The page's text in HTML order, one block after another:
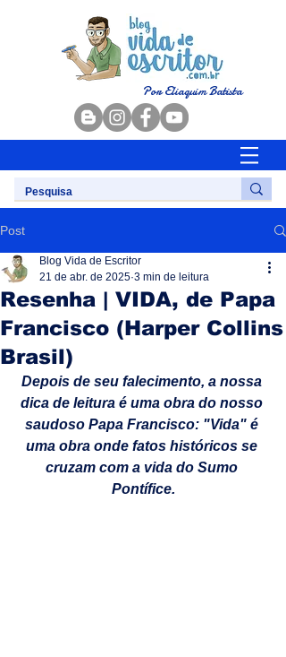
Por Eliaquim Batista
Post
Resenha | VIDA, de Papa
Francisco (Harper Collins
Brasil)
Blog Vida de Escritor
21 de abr. de 2025 3 min de leitura
Depois de seu falecimento, a nossa
dica de leitura é uma obra do nosso
saudoso Papa Francisco: "Vida" é
uma obra onde fatos históricos se
cruzam com a vida do Sumo
Pontífice.